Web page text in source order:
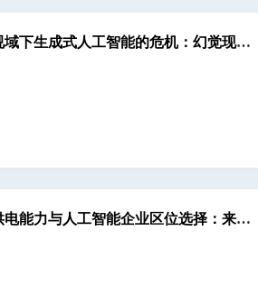
下生成式人工智能的危机：幻觉现
能力与人工智能企业区位选择：来自